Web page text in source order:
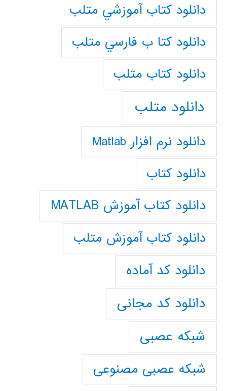
دانلود كتاب آموزشي متلب
دانلود كتا ب فارسي متلب
دانلود كتاب متلب
دانلود متلب
دانلود نرم افزار Matlab
دانلود کتاب
دانلود کتاب آموزش MATLAB
دانلود کتاب آموزش متلب
دانلود کد آماده
دانلود کد مجانی
شبکه عصبی
شبکه عصبی مصنوعی